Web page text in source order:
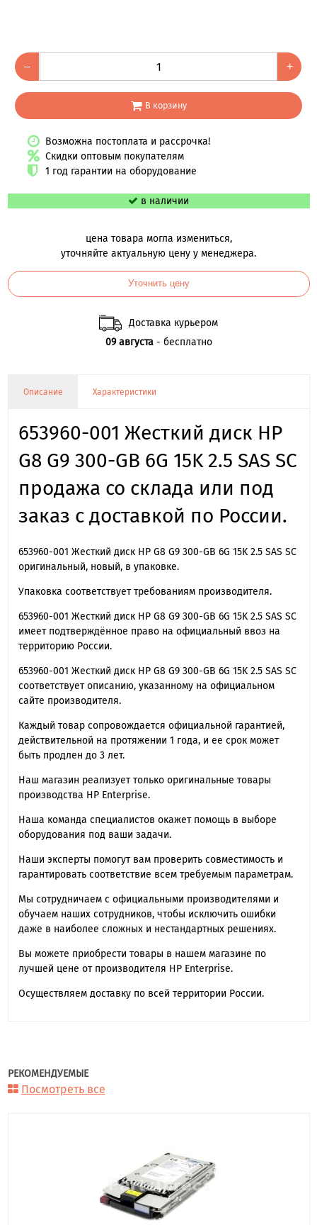
– +
В корзину
Возможна постоплата и рассрочка!
Скидки оптовым покупателям
1 год гарантии на оборудование
в наличии
цена товара могла измениться,
уточняйте актуальную цену у менеджера.
Уточнить цену
Доставка курьером
09 августа- бесплатно
Описание Характеристики
653960-001 Жесткий диск HP
G8 G9 300-GB 6G 15K 2.5 SAS SC
продажа со склада или под
заказ с доставкой по России.
653960-001 Жесткий диск HP G8 G9 300-GB 6G 15K 2.5 SAS SC
оригинальный, новый, в упаковке.
Упаковка соответствует требованиям производителя.
653960-001 Жесткий диск HP G8 G9 300-GB 6G 15K 2.5 SAS SC
имеет подтверждённое право на официальный ввоз на
территорию России.
653960-001 Жесткий диск HP G8 G9 300-GB 6G 15K 2.5 SAS SC
cоответствует описанию, указанному на официальном
сайте производителя.
Каждый товар сопровождается официальной гарантией,
действительной на протяжении 1 года, и ее срок может
быть продлен до 3 лет.
Наш магазин реализует только оригинальные товары
производства HP Enterprise.
Наша команда специалистов окажет помощь в выборе
оборудования под ваши задачи.
Наши эксперты помогут вам проверить совместимость и
гарантировать соответствие всем требуемым параметрам.
Мы сотрудничаем с официальными производителями и
обучаем наших сотрудников, чтобы исключить ошибки
даже в наиболее сложных и нестандартных решениях.
Вы можете приобрести товары в нашем магазине по
лучшей цене от производителя HP Enterprise.
Осуществляем доставку по всей территории России.
РЕКОМЕНДУЕМЫЕ
Посмотреть все